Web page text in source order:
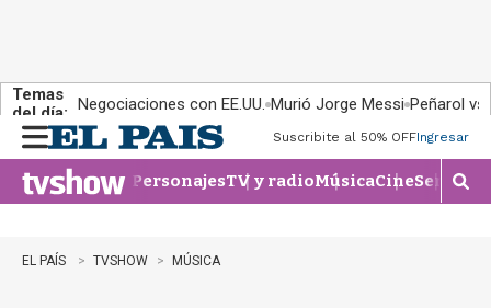
Temas
del día: Negociaciones con EE.UU. Murió Jorge Messi Peñarol
n
u
Suscribite al 50% OFFIngresar
PersonajesTV y radioMúsicaCineSeries
M
o
EL PAÍS TVSHOW MÚSICA